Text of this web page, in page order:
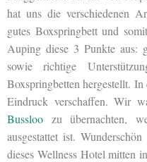
hat uns die verschiedenen
gutes Boxspringbett und
Auping diese 3 Punkte aus:
sowie richtige
Boxspringbetten hergestellt.
Eindruck verschaffen. Wir
Bussloo zu übernachten,
ausgestattet ist.
dieses Wellness Hotel mitten